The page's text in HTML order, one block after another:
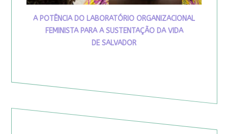
A POTÊNCIA DO LABORATÓRIO ORGANIZACIONAL
FEMINISTA PARA A SUSTENTAÇÃO DA VIDA
DE SALVADOR